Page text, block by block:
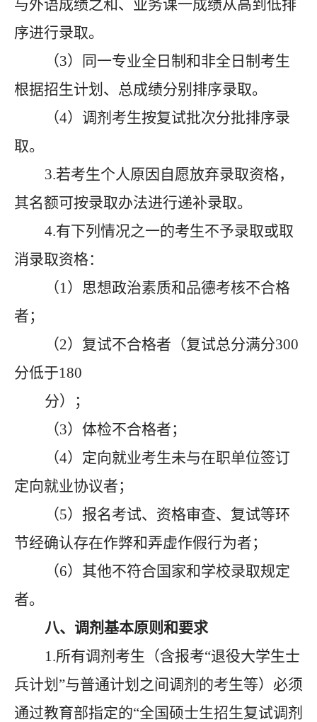
与外语成绩之和、业务课一成绩从高到低排
序进行录取。
（3）同一专业全日制和非全日制考生
根据招生计划、总成绩分别排序录取。
（4）调剂考生按复试批次分批排序录
取。
3.若考生个人原因自愿放弃录取资格，
其名额可按录取办法进行递补录取。
4.有下列情况之一的考生不予录取或取
消录取资格：
（1）思想政治素质和品德考核不合格
者；
（2）复试不合格者（复试总分满分300
分低于180
分）；
（3）体检不合格者；
（4）定向就业考生未与在职单位签订
定向就业协议者；
（5）报名考试、资格审查、复试等环
节经确认存在作弊和弄虚作假行为者；
（6）其他不符合国家和学校录取规定
者。
八、调剂基本原则和要求
1.所有调剂考生（含报考“退役大学生士
兵计划”与普通计划之间调剂的考生等）必须
通过教育部指定的“全国硕士生招生复试调剂